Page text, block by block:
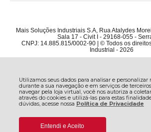
Utilizamos seus dados para analisar e personalizar
durante a sua navegação e em serviços de
navegar pela loja virtual, você nos autoriza a
através do cookies e utilizá-las para estas
dúvidas, acesse nossa Política de Privacidade
Entendi e Aceito
Mais Soluções Industriais S.A, Rua Atalydes
Sala 17 - Civit I - 29168-055 -
CNPJ: 14.885.815/0002-90 | © Todos os
Industrial - 2026